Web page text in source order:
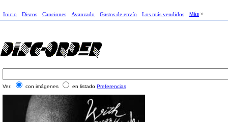
Inicio Discos Canciones Avanzado Gastos de envío Los más vendidos Más
Ver: con imágenes en listado Preferencias